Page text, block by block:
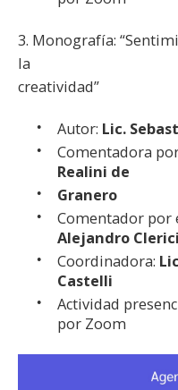
3. Monografía:
la
creatividad”
Autor: Lic.
Comentadora
Realini de
Granero
Comentador por
Alejandro Clerici
Coordinadora:
Castelli
Actividad
por Zoom